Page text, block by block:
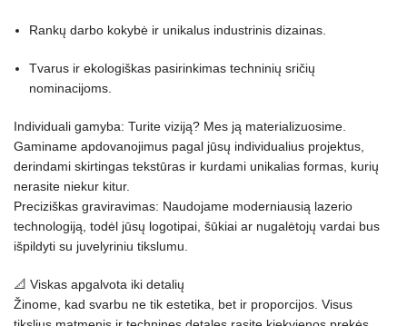
Rankų darbo kokybė ir unikalus industrinis dizainas.
Tvarus ir ekologiškas pasirinkimas techninių sričių
nominacijoms.
Individuali gamyba: Turite viziją? Mes ją materializuosime.
Gaminame apdovanojimus pagal jūsų individualius projektus,
derindami skirtingas tekstūras ir kurdami unikalias formas, kurių
nerasite niekur kitur.
Preciziškas graviravimas: Naudojame moderniausią lazerio
technologiją, todėl jūsų logotipai, šūkiai ar nugalėtojų vardai bus
išpildyti su juvelyriniu tikslumu.
📐 Viskas apgalvota iki detalių
Žinome, kad svarbu ne tik estetika, bet ir proporcijos. Visus